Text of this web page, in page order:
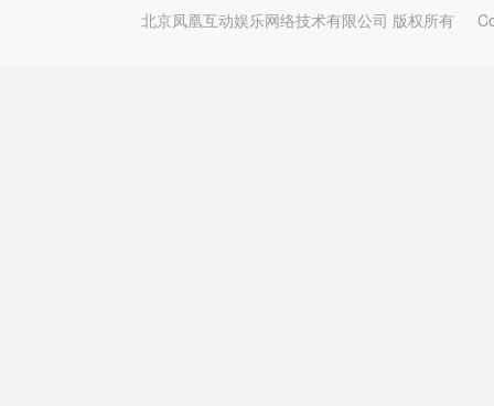
北京凤凰互动娱乐网络技术有限公司 版权所有